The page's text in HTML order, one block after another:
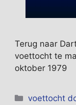
Terug naar
voettocht te
oktober 1979
Categorieën
voettocht